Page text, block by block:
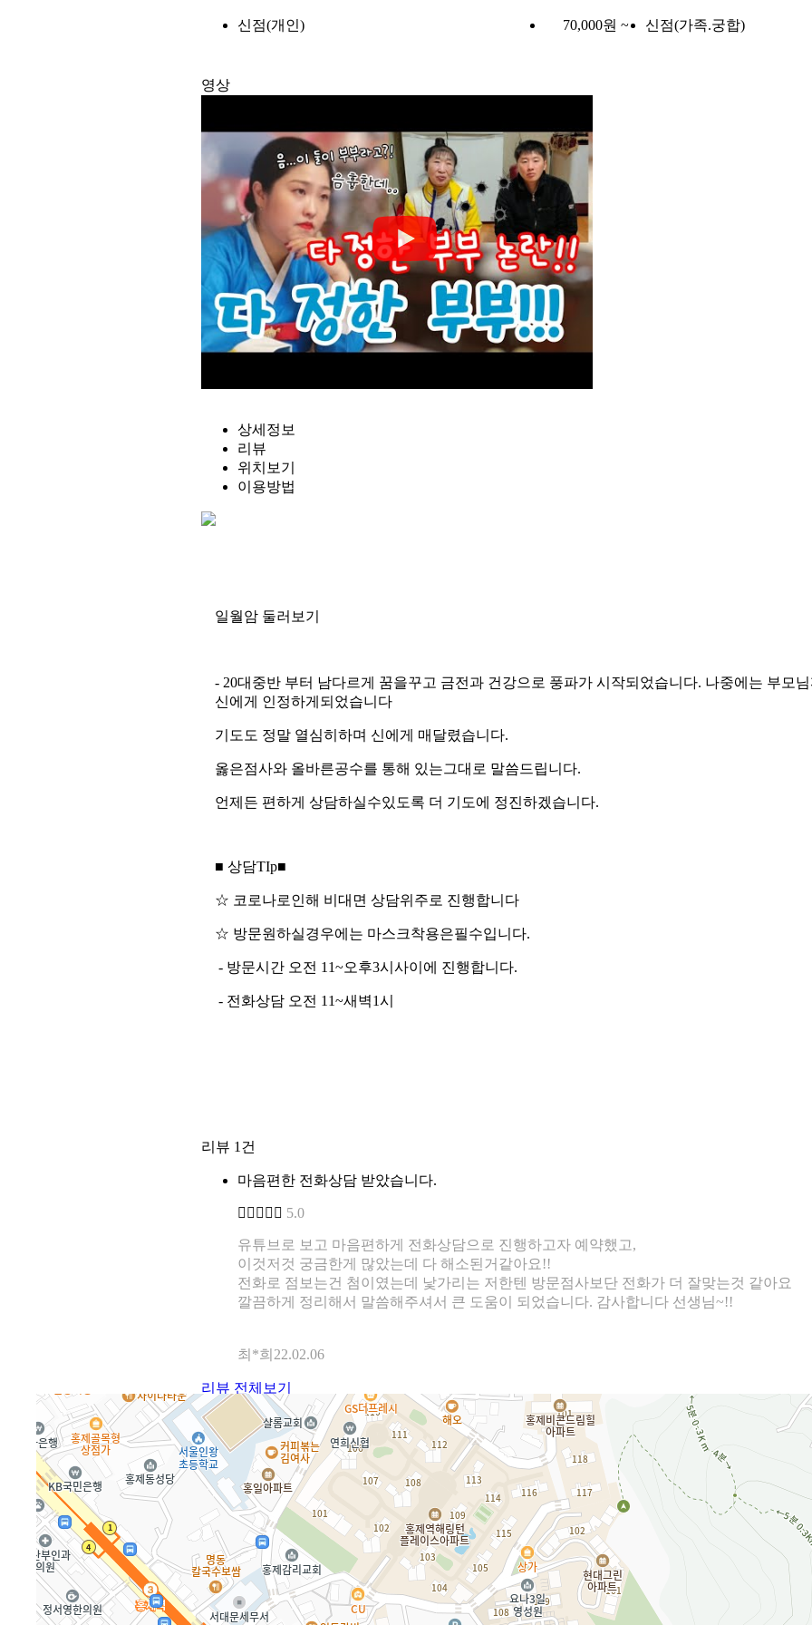
신점(개인) 70,000원 ~ 신점(가족.궁합)
영상
상세정보
리뷰
위치보기
이용방법
일월암 둘러보기
- 20대중반 부터 남다르게 꿈을꾸고 금전과 건강으로 풍파가 시작되었습니다. 나중에는 부모
신에게 인정하게되었습니다
기도도 정말 열심히하며 신에게 매달렸습니다.
옳은점사와 올바른공수를 통해 있는그대로 말씀드립니다.
언제든 편하게 상담하실수있도록 더 기도에 정진하겠습니다.
■ 상담TIp■
☆ 코로나로인해 비대면 상담위주로 진행합니다
☆ 방문원하실경우에는 마스크착용은필수입니다.
- 방문시간 오전 11~오후3시사이에 진행합니다.
- 전화상담 오전 11~새벽1시
리뷰 1건
마음편한 전화상담 받았습니다.
5.0
유튜브로 보고 마음편하게 전화상담으로 진행하고자 예약했고,
이것저것 궁금한게 많았는데 다 해소된거같아요!!
전화로 점보는건 첨이였는데 낯가리는 저한텐 방문점사보단 전화가 더 잘맞는것 같아요
깔끔하게 정리해서 말씀해주셔서 큰 도움이 되었습니다. 감사합니다 선생님~!!
최*희 22.02.06
리뷰 전체보기
길찾기
이용방법안내
1.
위치나 원하는 분야를 선택하고 원하는 선생님을 지정하세요.
2. 선생님 상세정보와 리뷰 위치 등을 확인해주세요.
3. 예약상담문의를 통해 예약해주세요.
4.
선생님과 날짜와 시간을 협의 후 상담을 진행하면 됩니다.